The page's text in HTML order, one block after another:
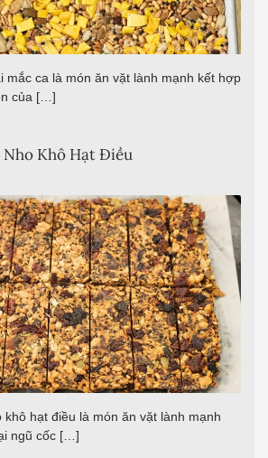
mắc ca là món ăn vặt lành mạnh kết hợp
của […]
Nho Khô Hạt Điều
khô hạt điều là món ăn vặt lành mạnh
ngũ cốc […]